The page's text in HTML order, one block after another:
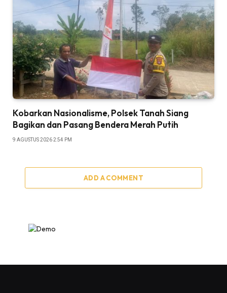
Kobarkan Nasionalisme, Polsek Tanah Siang
Bagikan dan Pasang Bendera Merah Putih
9 AGUSTUS 2026 2:54 PM
ADD A COMMENT